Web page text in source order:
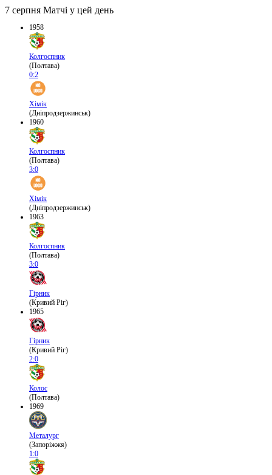
7 серпня Матчі у цей день
1958
Колгоспник
(Полтава)
0:2
Хімік
(Дніпродзержинськ)
1960
Колгоспник
(Полтава)
3:0
Хімік
(Дніпродзержинськ)
1963
Колгоспник
(Полтава)
3:0
Гірник
(Кривий Ріг)
1965
Гірник
(Кривий Ріг)
2:0
Колос
(Полтава)
1969
Металург
(Запоріжжя)
1:0